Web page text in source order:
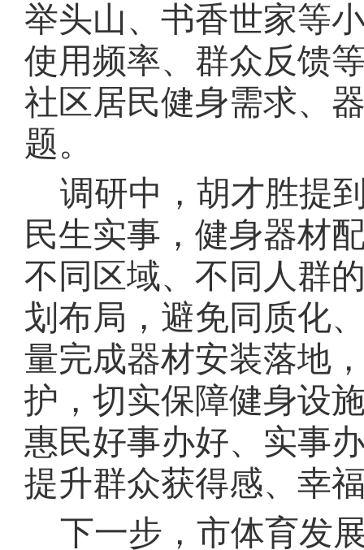
举头山、书香世家等
使用频率、群众反馈
社区居民健身需求、
题。
调研中，胡才胜提
民生实事，健身器材
不同区域、不同人群
划布局，避免同质化
量完成器材安装落地
护，切实保障健身设
惠民好事办好、实事
提升群众获得感、幸
下一步，市体育发